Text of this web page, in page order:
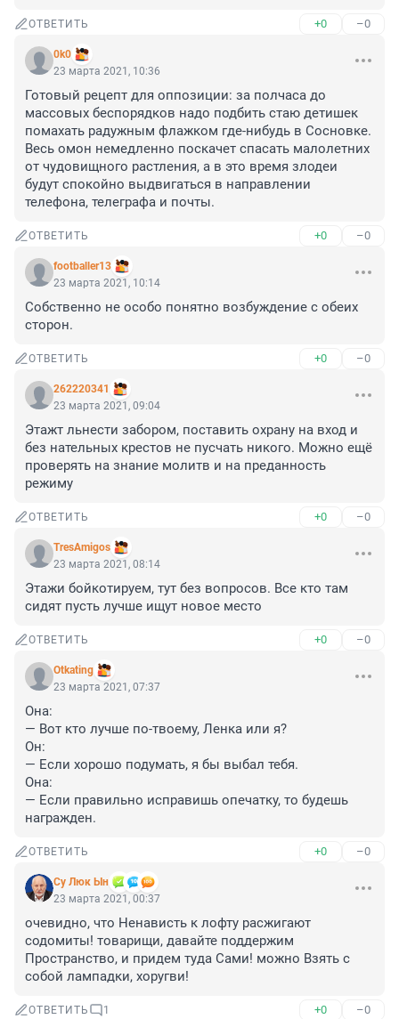
ОТВЕТИТЬ +0 –0
0k0
23 марта 2021, 10:36
Готовый рецепт для оппозиции: за полчаса до
массовых беспорядков надо подбить стаю детишек
помахать радужным флажком где-нибудь в Сосновке.
Весь омон немедленно поскачет спасать малолетних
от чудовищного растления, а в это время злодеи
будут спокойно выдвигаться в направлении
телефона, телеграфа и почты.
ОТВЕТИТЬ +0 –0
footballer13
23 марта 2021, 10:14
Собственно не особо понятно возбуждение с обеих
сторон.
ОТВЕТИТЬ +0 –0
262220341
23 марта 2021, 09:04
Этажт льнести забором, поставить охрану на вход и
без нательных крестов не пусчать никого. Можно ещё
проверять на знание молитв и на преданность
режиму
ОТВЕТИТЬ +0 –0
TresAmigos
23 марта 2021, 08:14
Этажи бойкотируем, тут без вопросов. Все кто там
сидят пусть лучше ищут новое место
ОТВЕТИТЬ +0 –0
Otkating
23 марта 2021, 07:37
Она:
— Вот кто лучше по-твоему, Ленка или я?
Он:
— Если хорошо подумать, я бы выбал тебя.
Она:
— Если правильно исправишь опечатку, то будешь
награжден.
ОТВЕТИТЬ +0 –0
Су Люк Ын
23 марта 2021, 00:37
очевидно, что Ненависть к лофту расжигают
содомиты! товарищи, давайте поддержим
Пространство, и придем туда Сами! можно Взять с
собой лампадки, хоругви!
ОТВЕТИТЬ 1 +0 –0